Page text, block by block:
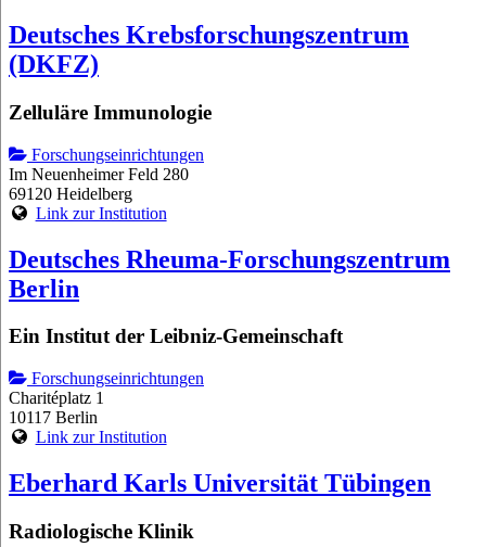
Deutsches Krebsforschungszentrum
(DKFZ)
Zelluläre Immunologie
Forschungseinrichtungen
Im Neuenheimer Feld 280
69120 Heidelberg
Link zur Institution
Deutsches Rheuma-Forschungszentrum
Berlin
Ein Institut der Leibniz-Gemeinschaft
Forschungseinrichtungen
Charitéplatz 1
10117 Berlin
Link zur Institution
Eberhard Karls Universität Tübingen
Radiologische Klinik